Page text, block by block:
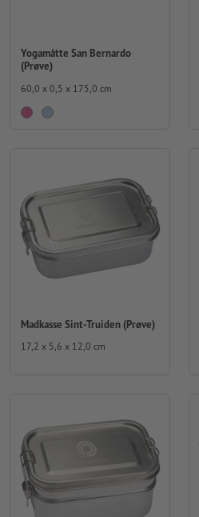
Yogamåtte San Bernardo
(Prøve)
60,0 x 0,5 x 175,0 cm
Madkasse Sint-Truiden (Prøve)
17,2 x 5,6 x 12,0 cm